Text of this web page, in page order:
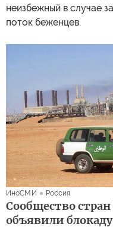
неизбежный в случае
поток беженцев.
ИноСМИ Россия
Сообщество
объявили